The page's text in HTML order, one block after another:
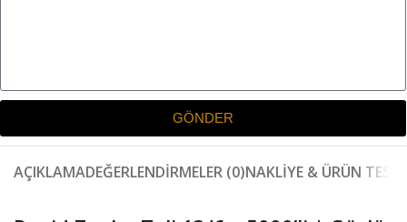
GÖNDER
AÇIKLAMADEĞERLENDIRMELER (0)NAKLIYE & ÜRÜN